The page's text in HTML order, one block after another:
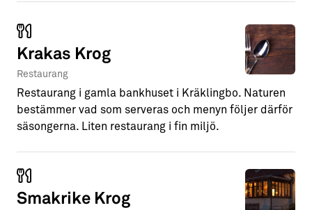
Krakas Krog
Restaurang
Restaurang i gamla bankhuset i Kräklingbo. Naturen
bestämmer vad som serveras och menyn följer därför
säsongerna. Liten restaurang i fin miljö.
Smakrike Krog